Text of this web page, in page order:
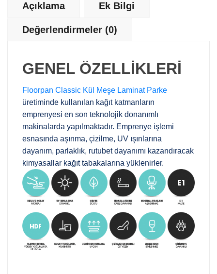
Açıklama Ek Bilgi
Değerlendirmeler (0)
GENEL ÖZELLİKLERİ
Floorpan Classic Kül Meşe Laminat Parke
üretiminde kullanılan kağıt katmanların
emprenyesi en son teknolojik donanımlı
makinalarda yapılmaktadır. Emprenye işlemi
esnasında aşınma, çizilme, UV ışınlarına
dayanım, parlaklık, rutubet dayanımı kazandıracak
kimyasallar kağıt tabakalarına yüklenirler.